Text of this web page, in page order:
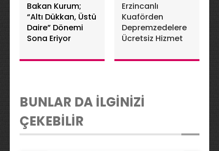
Bakan Kurum;
“Altı Dükkan, Üstü
Daire” Dönemi
Sona Eriyor
Erzincanlı
Kuaförden
Depremzedelere
Ücretsiz Hizmet
BUNLAR DA İLGİNİZİ
ÇEKEBİLİR